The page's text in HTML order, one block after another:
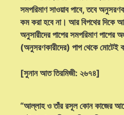
সমপরিমাণ সাওয়াব পাবে, তবে
কম করা হবে না। আর বিপথের দিকে
অনুসারীদের পাপের সমপরিমাণ পাপের
(অনুসরণকারীদের) পাপ থেকে মোটেই
[সুনান আত তিরমিজী: ২৬৭৪]
“আল্লাহ ও তাঁর রসূল কোন কাজের